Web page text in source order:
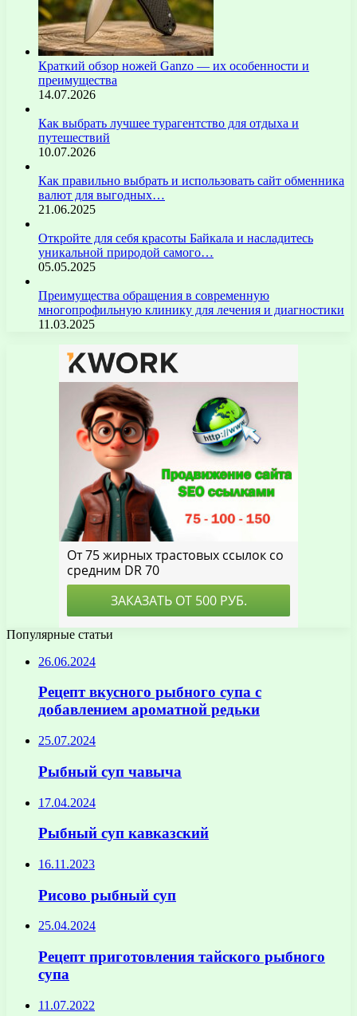
Краткий обзор ножей Ganzo — их особенности и
преимущества
14.07.2026
Как выбрать лучшее турагентство для отдыха и
путешествий
10.07.2026
Как правильно выбрать и использовать сайт обменника
валют для выгодных…
21.06.2025
Откройте для себя красоты Байкала и насладитесь
уникальной природой самого…
05.05.2025
Преимущества обращения в современную
многопрофильную клинику для лечения и диагностики
11.03.2025
Популярные статьи
26.06.2024
Рецепт вкусного рыбного супа с
добавлением ароматной редьки
25.07.2024
Рыбный суп чавыча
17.04.2024
Рыбный суп кавказский
16.11.2023
Рисово рыбный суп
25.04.2024
Рецепт приготовления тайского рыбного
супа
11.07.2022